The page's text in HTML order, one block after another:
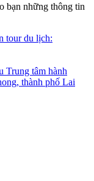
bạn những thông tin
tour du lịch:
Trung tâm hành
thành phố Lai